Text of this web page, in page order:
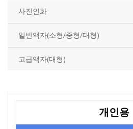
사진인화
일반액자(소형/중형/대형)
고급액자(대형)
개인용